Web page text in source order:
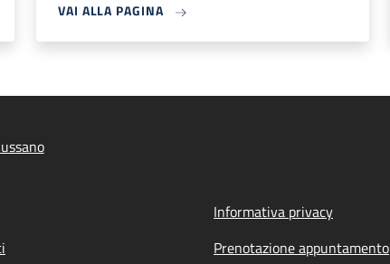
VAI ALLA PAGINA
Informativa privacy
Prenotazione appuntamento